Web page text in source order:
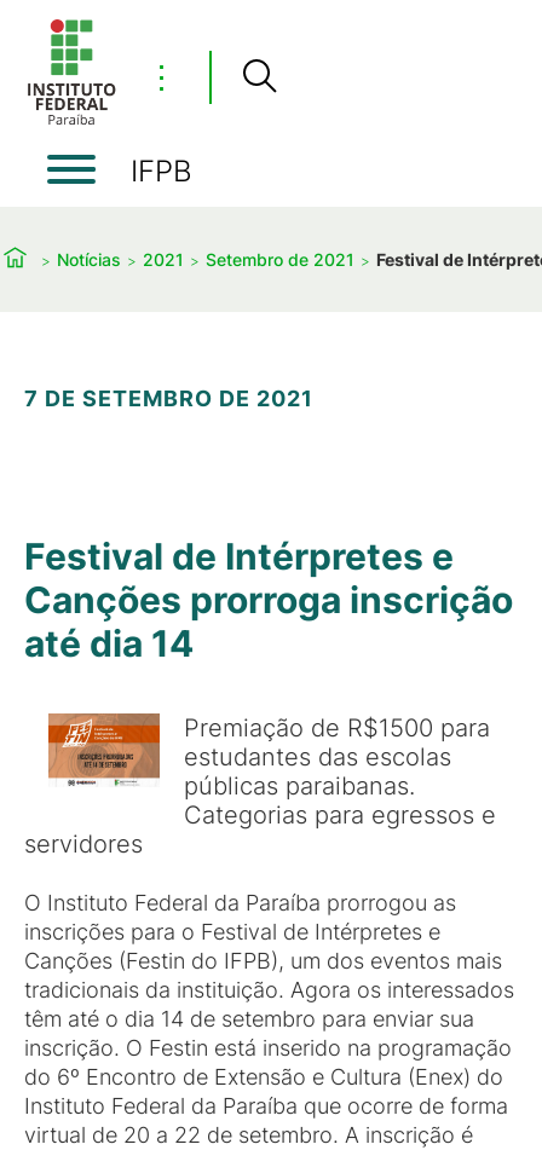
⋮
IFPB
Notícias 2021 Setembro de 2021 Festival de
7 DE SETEMBRO DE 2021
Festival de Intérpretes e
Canções prorroga inscrição
até dia 14
Premiação de R$1500 para
estudantes das escolas
públicas paraibanas.
Categorias para egressos e
servidores
O Instituto Federal da Paraíba prorrogou as
inscrições para o Festival de Intérpretes e
Canções (Festin do IFPB), um dos eventos mais
tradicionais da instituição. Agora os interessados
têm até o dia 14 de setembro para enviar sua
inscrição. O Festin está inserido na programação
do 6º Encontro de Extensão e Cultura (Enex) do
Instituto Federal da Paraíba que ocorre de forma
virtual de 20 a 22 de setembro. A inscrição é